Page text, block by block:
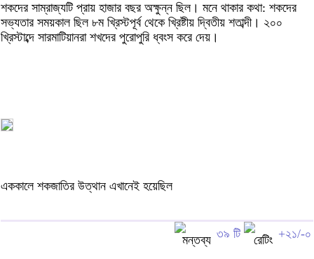
শকদের সাম্রাজ্যটি প্রায় হাজার বছর অক্ষুন্ন ছিল। মনে থাকার কথা: শকদের
সভ্যতার সময়কাল ছিল ৮ম খ্রিস্টপূর্ব থেকে খ্রিষ্টীয় দ্বিতীয় শতাব্দী। ২০০
খ্রিস্টাব্দে সারমাটিয়ানরা শখদের পুরোপুরি ধ্বংস করে দেয়।
এককালে শকজাতির উত্থান এখানেই হয়েছিল
৩৯ টি +২১/-০